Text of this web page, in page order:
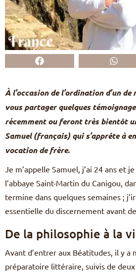
À l’occasion de l’ordination d’un
vous partager quelques
récemment ou feront très bientôt
Samuel (français) qui s’apprête à
vocation de frère.
Je m’appelle Samuel, j’ai 24 ans et
l’abbaye Saint-Martin du Canigou,
termine dans quelques semaines ;
essentielle du discernement avant
De la philosophie à la
Avant d’entrer aux Béatitudes, il y a
préparatoire littéraire, suivis de deux